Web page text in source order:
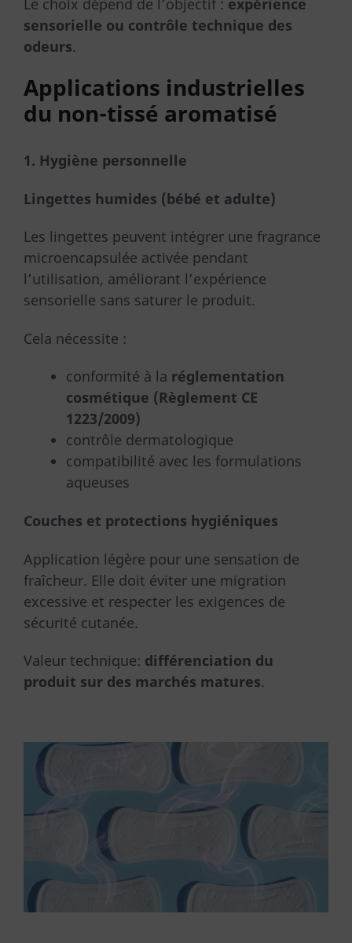
Le choix dépend de l’objectif : expérience
sensorielle ou contrôle technique des
odeurs.
Applications industrielles
du non-tissé aromatisé
1. Hygiène personnelle
Lingettes humides (bébé et adulte)
Les lingettes peuvent intégrer une fragrance
microencapsulée activée pendant
l’utilisation, améliorant l’expérience
sensorielle sans saturer le produit.
Cela nécessite :
conformité à la réglementation
cosmétique (Règlement CE
1223/2009)
contrôle dermatologique
compatibilité avec les formulations
aqueuses
Couches et protections hygiéniques
Application légère pour une sensation de
fraîcheur. Elle doit éviter une migration
excessive et respecter les exigences de
sécurité cutanée.
Valeur technique: différenciation du
produit sur des marchés matures.